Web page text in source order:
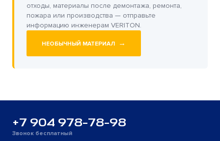
отходы, материалы после демонтажа, ремонта,
пожара или производства — отправьте
информацию инженерам VERITON.
НЕОБЫЧНЫЙ МАТЕРИАЛ →
+7 904 978-78-98
Звонок бесплатный